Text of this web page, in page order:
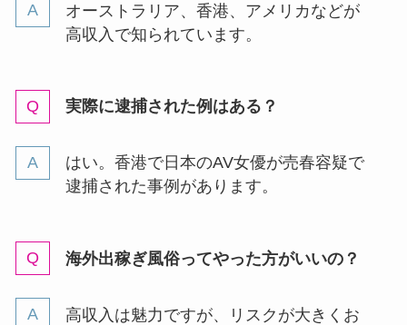
オーストラリア、香港、アメリカなどが
高収入で知られています。
実際に逮捕された例はある？
はい。香港で日本のAV女優が売春容疑で
逮捕された事例があります。
海外出稼ぎ風俗ってやった方がいいの？
高収入は魅力ですが、リスクが大きくお